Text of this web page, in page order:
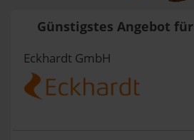
Günstigstes Angebot für
Eckhardt GmbH